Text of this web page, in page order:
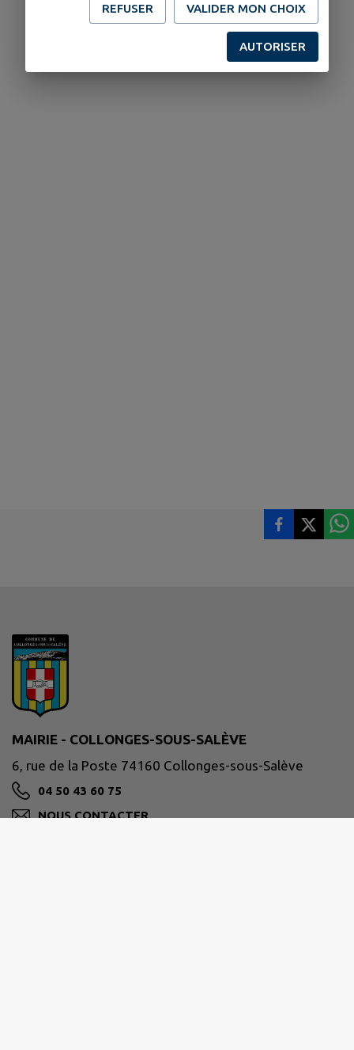
MAIRIE - COLLONGES-SOUS-SALÈVE
6, rue de la Poste 74160 Collonges-sous-Salève
04 50 43 60 75
NOUS CONTACTER
REFUSER VALIDER MON CHOIX
AUTORISER